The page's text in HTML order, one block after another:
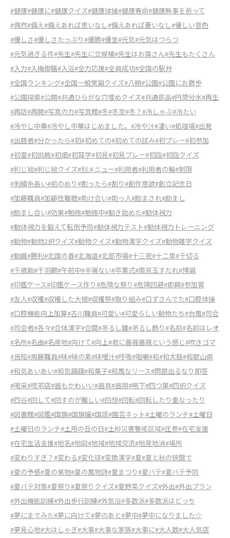
#健康#健康に#健康クイズ#健康体操#健康寿命#健康無事を祈って
#偶然#備え #備えあれば患いなし#備えあれば憂いなし#優しい音色
#優しさ#優しさたっぷり#優勝#優里#元気#元気はつらつ
#元気過ぎる件#先生#先生に立候補#先生はお隣さん#先生もたくさん
#入力#入梅御膳#入浴#全力応援#全員成功#全国の駅弁
#全国ランキング#全国一般常識クイズ#八朔#公園#公園にお散歩
#公園探索#公開#共通ひらがな穴埋めクイズ#共通部品#円筒分水#再生
#再訪#再開#写真の力#写真館#冬#冬至#冬？ #冷しゃぶ#冷たい
#冷やし中華#冷やし中華はじめました。 #冷や汁#凄い#処理場#出発
#出題者#分かったら#初#初めての#初めての試み#初プレー#初参加
#初夏#初挑戦#初畑#初耳学#初見#初見プレー#初詣#初詣クイズ
#判じ絵#判じ絵クイズ#別メニュー#利用者#利用者の輪#制限
#刺繍糸長い#前のめり#割ったら#割り#創作意欲#創立記念日
#加藤職員#加齢性難聴#助け合い#助っ人#励まされ#励まし
#励まし合い#効果#勉強#勉強中#動き始めた#動体視力
#動体視力を鍛えて転倒予防#動体視力テスト#動体視力トレーニング
#動物#動物2択クイズ#動物クイズ#動物漢字クイズ#動物雑学クイズ
#動画#勝利#北国の春#北海道#北部市場#十三夜#十二単#千切る
#千歳飴#千羽鶴#午前中#半端ない#卒業式#南京玉すだれ#博識
#印鑑ケース#印鑑ケース作り#危険な祭り#危険回避#即興#参加賞
#友人#収穫#収穫した大根#収穫祭#取り組み#口ずさんでた#口腔体操
#口腔機能向上加算#古川職員#可愛い#可愛らしい動物たち#台風#司会
#司会者#各々#合体漢字#合間#吊るし雛#吊るし飾り#名前#名前はレオ
#名所#名曲#名産地#向けて#向上#君に薔薇薔薇という感じ#吹きゴマ
#告知#周藤職員#味#味の素#味噌汁#呼吸#咀嚼#和#和太鼓#和歌山県
#和気あいあい#和気藹藹#和菓子#和風なリース#問題出るなり即答
#喝采#喫茶店#器もかわいい#器具#器用#嚥下#四つ葉#四択クイズ
#四谷#回して#回すのが難しい#回想#回転#回転したり重なったり
#図書館#図鑑#国旗#国旗編#国語#園芸ネット#土曜のランチ#土曜日
#土曜日のランチ#土用の丑の日#土砂災害警戒区域#圧巻#在宅支援
#在宅生活支援#地名#地図#地域#地域交流#地産地消#場所
#変わりすぎ？ #変わる#変化球#変換漢字#夏#夏と秋の狭間で
#夏の予感#夏の果物#夏の風物詩#夏まつり#夏バテ#夏バテ予防
#夏バテ対策#夏祭り#夏祭りクイズ#夏野菜クイズ#外出#外出プラン
#外出機能訓練#外出歩行訓練#外気浴#多数派#多数派はどっち
#夢にまでみた#夢に向けて#夢のあと#夢中#夢中になりました☆
#夢見心地#大はしゃぎ#大事#大事な家族#大事に#大人数#大人気店